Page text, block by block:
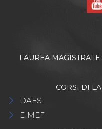
LAUREA
CORSI DI
DAES
EIMEF